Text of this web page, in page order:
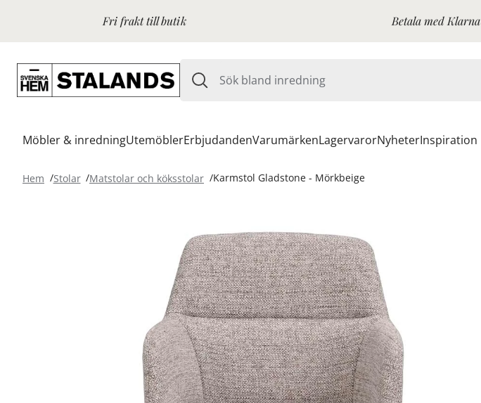
Fri frakt till butik Betala med Klarna
Möbler & inredningUtemöblerErbjudandenVarumärkenLagervarorNyheterInspiration
Hem Stolar Matstolar och köksstolar Karmstol Gladstone - Mörkbeige